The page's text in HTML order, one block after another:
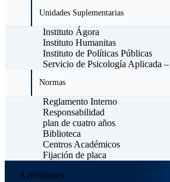
Unidades Suplementarias
Instituto Ágora
Instituto Humanitas
Instituto de Políticas Públicas
Servicio de Psicología Aplicada
Normas
Reglamento Interno
Responsabilidad
plan de cuatro años
Biblioteca
Centros Académicos
Fijación de placa
Actividades